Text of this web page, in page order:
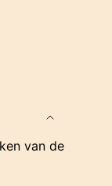
van de